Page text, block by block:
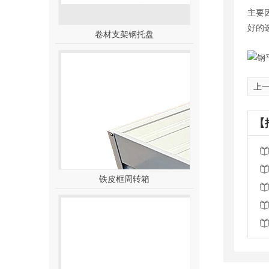
卷材支架钢托盘
铁皮框周转箱
主要
好的
上